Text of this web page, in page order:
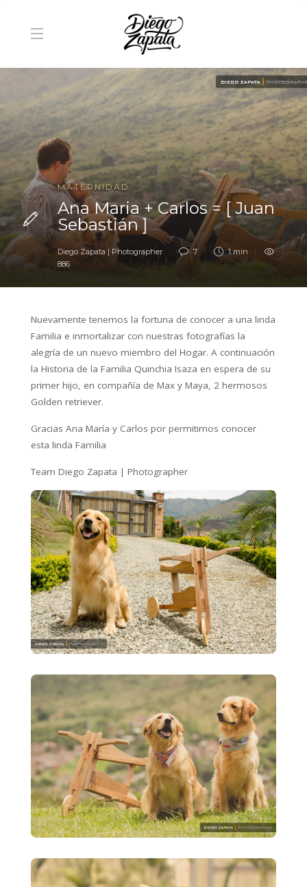
MATERNIDAD
Ana Maria + Carlos = [ Juan
Sebastián ]
Diego Zapata | Photographer 7
1 min
886
Nuevamente tenemos la fortuna de conocer a una linda
Familia e inmortalizar con nuestras fotografías la
alegría de un nuevo miembro del Hogar. A continuación
la Historia de la Familia Quinchia Isaza en espera de su
primer hijo, en compañía de Max y Maya, 2 hermosos
Golden retriever.
Gracias Ana María y Carlos por permitirnos conocer
esta linda Familia
Team Diego Zapata | Photographer